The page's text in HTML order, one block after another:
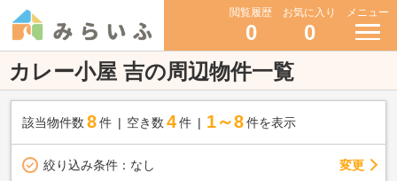
閲覧履歴
0
お気に入り
0
メニュー
カレー小屋 吉の周辺物件一覧
該当物件数 8件 空き数 4 件 1～8 件を表示
絞り込み条件： なし 変更